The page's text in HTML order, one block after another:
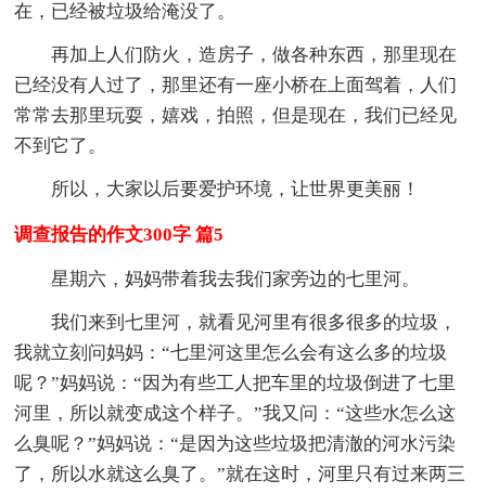
在，已经被垃圾给淹没了。
再加上人们防火，造房子，做各种东西，那里现在
已经没有人过了，那里还有一座小桥在上面驾着，人们
常常去那里玩耍，嬉戏，拍照，但是现在，我们已经见
不到它了。
所以，大家以后要爱护环境，让世界更美丽！
调查报告的作文300字 篇5
星期六，妈妈带着我去我们家旁边的七里河。
我们来到七里河，就看见河里有很多很多的垃圾，
我就立刻问妈妈：“七里河这里怎么会有这么多的垃圾
呢？”妈妈说：“因为有些工人把车里的垃圾倒进了七里
河里，所以就变成这个样子。”我又问：“这些水怎么这
么臭呢？”妈妈说：“是因为这些垃圾把清澈的河水污染
了，所以水就这么臭了。”就在这时，河里只有过来两三